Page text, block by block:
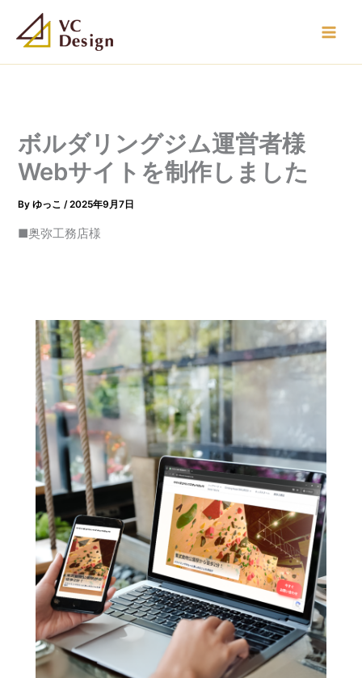
ス
ボルダリングジム運営者様
Webサイトを制作しました
Byゆっこ/2025年9月7日
■奥弥工務店様